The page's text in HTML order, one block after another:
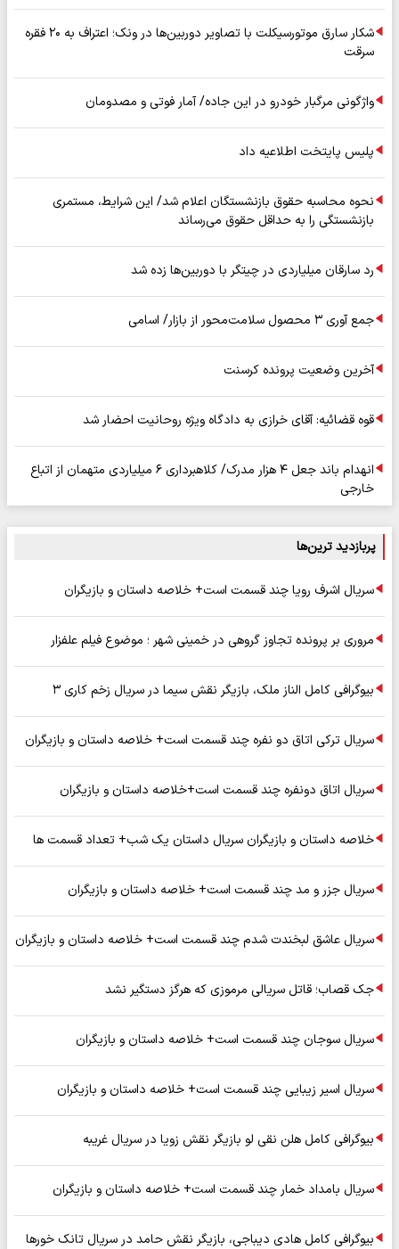
شکار سارق موتورسیکلت با تصاویر دوربین‌ها در ونک؛ اعتراف به ۲۰ فقره
سرقت
واژگونی مرگبار خودرو در این جاده/ آمار فوتی و مصدومان
پلیس پایتخت اطلاعیه داد
نحوه محاسبه حقوق بازنشستگان اعلام شد/ این شرایط، مستمری
بازنشستگی را به حداقل حقوق می‌رساند
رد سارقان میلیاردی در چیتگر با دوربین‌ها زده شد
جمع آوری ۳ محصول سلامت‌محور از بازار/ اسامی
آخرین وضعیت پرونده کرسنت
قوه قضائیه: آقای خرازی به دادگاه ویژه روحانیت احضار شد
انهدام باند جعل ۴ هزار مدرک/ کلاهبرداری ۶ میلیاردی متهمان از اتباع
خارجی
پربازدید ترین‌ها
سریال اشرف رویا چند قسمت است+ خلاصه داستان و بازیگران
مروری بر پرونده تجاوز گروهی در خمینی شهر ؛ موضوع فیلم علفزار
بیوگرافی کامل الناز ملک، بازیگر نقش سیما در سریال زخم کاری ۳
سریال ترکی اتاق دو نفره چند قسمت است+ خلاصه داستان و بازیگران
سریال اتاق دونفره چند قسمت است+خلاصه داستان و بازیگران
خلاصه داستان و بازیگران سریال داستان یک شب+ تعداد قسمت ها
سریال جزر و مد چند قسمت است+ خلاصه داستان و بازیگران
سریال عاشق لبخندت شدم چند قسمت است+ خلاصه داستان و بازیگران
جک قصاب؛ قاتل سریالی مرموزی که هرگز دستگیر نشد
سریال سوجان چند قسمت است+ خلاصه داستان و بازیگران
سریال اسیر زیبایی چند قسمت است+ خلاصه داستان و بازیگران
بیوگرافی کامل هلن نقی لو بازیگر نقش زویا در سریال غریبه
سریال بامداد خمار چند قسمت است+ خلاصه داستان و بازیگران
بیوگرافی کامل هادی دیباجی، بازیگر نقش حامد در سریال تانک خورها